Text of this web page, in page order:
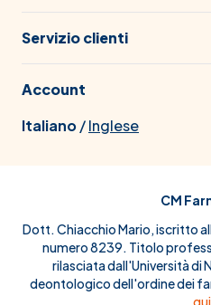
Servizio clienti
Account
Italiano/Inglese
CM
Dott. Chiacchio Mario, iscritto
numero 8239. Titolo
rilasciata dall'Università di
deontologico dell'ordine dei
qui